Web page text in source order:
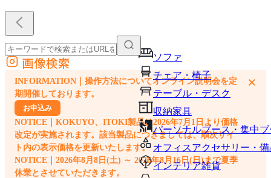
ソファ
チェア・椅子
テーブル・デスク
収納家具
パーソナルブース・集中
オフィスアクセサリー・備
インテリア雑貨
外部サイトの商品をカートに追加
他のサイトで見つけた商品ページのURLを貼り付けて、カートに追加できます
画像検索
INFORMATION｜操作方法についてオンライン説明会を定
期開催しております。
お申込み
NOTICE｜KOKUYO、ITOKI製品は2026年7月1日より価格
改定が実施されます。該当製品につきましては、順次サイ
ト内の表示価格を更新いたします。
NOTICE｜2026年8月8日(土) ～ 2026年8月16日(日)まで夏季
休業とさせていただきます。
×